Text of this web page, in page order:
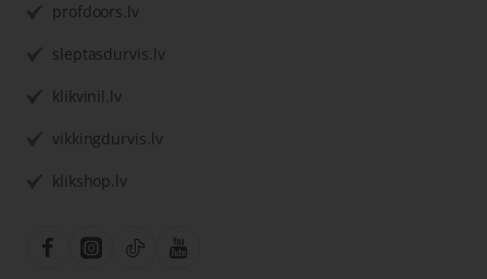
profdoors.lv
sleptasdurvis.lv
klikvinil.lv
vikkingdurvis.lv
klikshop.lv